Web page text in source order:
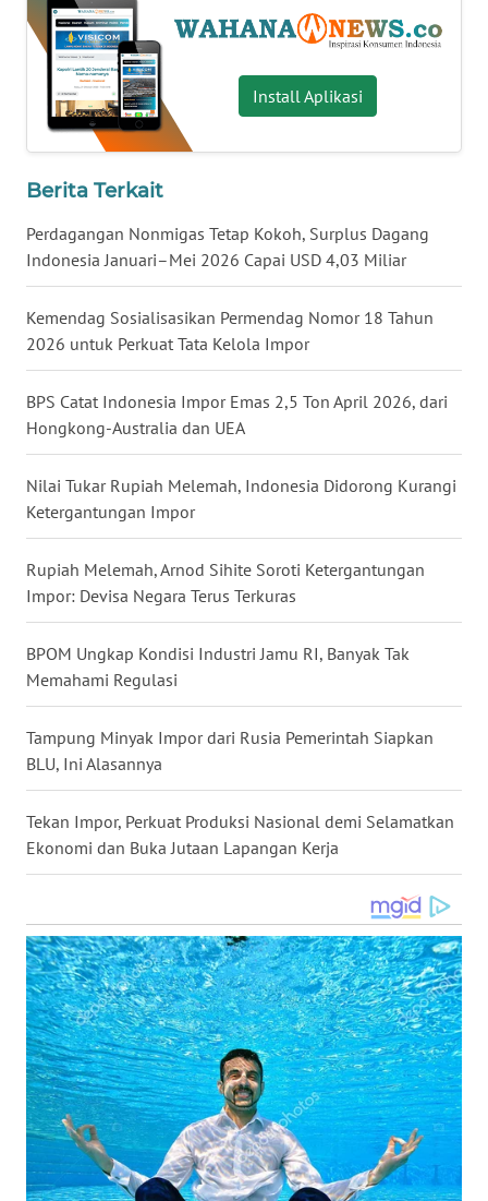
Install Aplikasi
Berita Terkait
Perdagangan Nonmigas Tetap Kokoh, Surplus Dagang
Indonesia Januari–Mei 2026 Capai USD 4,03 Miliar
Kemendag Sosialisasikan Permendag Nomor 18 Tahun
2026 untuk Perkuat Tata Kelola Impor
BPS Catat Indonesia Impor Emas 2,5 Ton April 2026, dari
Hongkong-Australia dan UEA
Nilai Tukar Rupiah Melemah, Indonesia Didorong Kurangi
Ketergantungan Impor
Rupiah Melemah, Arnod Sihite Soroti Ketergantungan
Impor: Devisa Negara Terus Terkuras
BPOM Ungkap Kondisi Industri Jamu RI, Banyak Tak
Memahami Regulasi
Tampung Minyak Impor dari Rusia Pemerintah Siapkan
BLU, Ini Alasannya
Tekan Impor, Perkuat Produksi Nasional demi Selamatkan
Ekonomi dan Buka Jutaan Lapangan Kerja
WN
BABEL
WN
SUMBAR
WN
WN
LAMPUNG
WN
JATENG
WN
NUSANTARA
WN
JOGJA
WN
WN
WN
KALTENG
WN
KALTARA
WN
KALSEL
WN
KALTIM